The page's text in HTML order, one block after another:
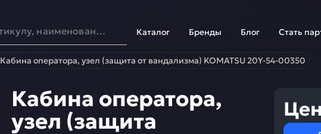
Каталог Бренды Блог Стать
Кабина оператора, узел (защита от вандализма) KOMATSU 20Y-54-00350
Кабина оператора,
узел (защита